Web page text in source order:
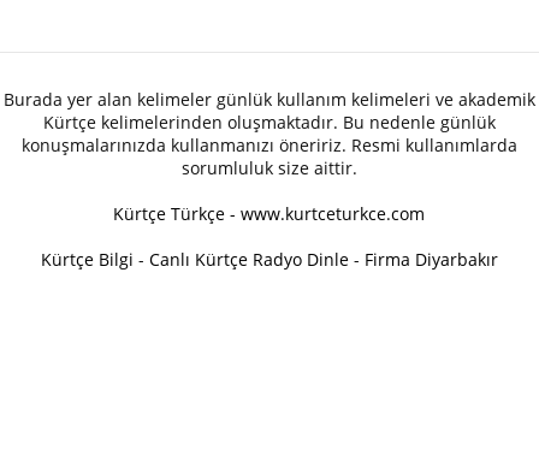
Burada yer alan kelimeler günlük kullanım kelimeleri ve akademik
Kürtçe kelimelerinden oluşmaktadır. Bu nedenle günlük
konuşmalarınızda kullanmanızı öneririz. Resmi kullanımlarda
sorumluluk size aittir.
Kürtçe Türkçe - www.kurtceturkce.com
Kürtçe Bilgi - Canlı Kürtçe Radyo Dinle - Firma Diyarbakır